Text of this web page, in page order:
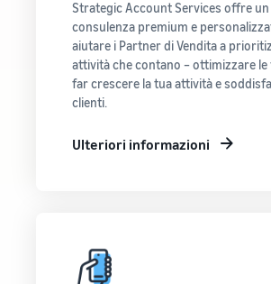
Strategic Account Services offre
consulenza premium e
aiutare i Partner di Vendita a
attività che contano – ottimizzare le
far crescere la tua attività e
clienti.
Ulteriori informazioni